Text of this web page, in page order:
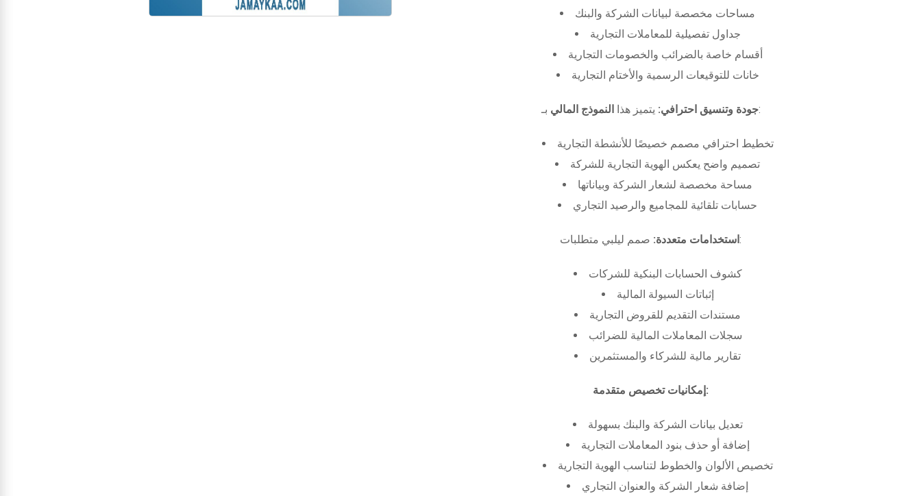
مساحات مخصصة لبيانات الشركة والبنك
جداول تفصيلية للمعاملات التجارية
أقسام خاصة بالضرائب والخصومات التجارية
خانات للتوقيعات الرسمية والأختام التجارية
جودة وتنسيق احترافي: يتميز هذا النموذج المالي بـ:
تخطيط احترافي مصمم خصيصًا للأنشطة التجارية
تصميم واضح يعكس الهوية التجارية للشركة
مساحة مخصصة لشعار الشركة وبياناتها
حسابات تلقائية للمجاميع والرصيد التجاري
استخدامات متعددة:صمم ليلبي متطلبات:
كشوف الحسابات البنكية للشركات
إثباتات السيولة المالية
مستندات التقديم للقروض التجارية
سجلات المعاملات المالية للضرائب
تقارير مالية للشركاء والمستثمرين
إمكانيات تخصيص متقدمة:
تعديل بيانات الشركة والبنك بسهولة
إضافة أو حذف بنود المعاملات التجارية
تخصيص الألوان والخطوط لتناسب الهوية التجارية
إضافة شعار الشركة والعنوان التجاري